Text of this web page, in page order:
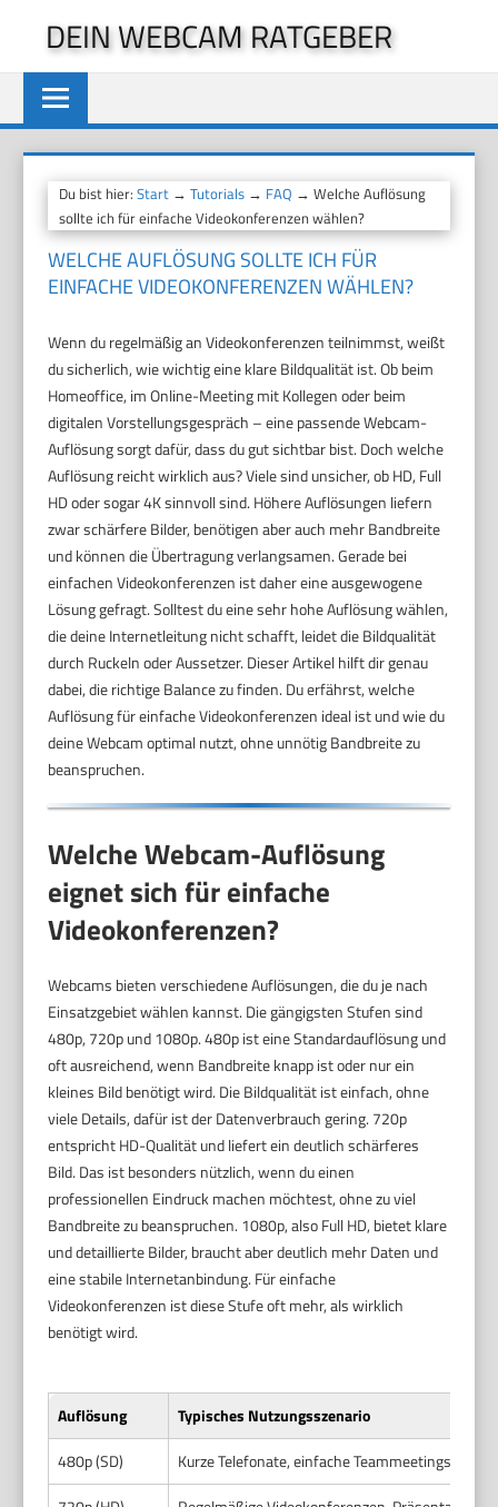
springen
DEIN WEBCAM RATGEBER
Du bist hier:Start →Tutorials → FAQ → Welche Auflösung
sollte ich für einfache Videokonferenzen wählen?
WELCHE AUFLÖSUNG SOLLTE ICH FÜR
EINFACHE VIDEOKONFERENZEN WÄHLEN?
Wenn du regelmäßig an Videokonferenzen teilnimmst, weißt
du sicherlich, wie wichtig eine klare Bildqualität ist. Ob beim
Homeoffice, im Online-Meeting mit Kollegen oder beim
digitalen Vorstellungsgespräch – eine passende Webcam-
Auflösung sorgt dafür, dass du gut sichtbar bist. Doch welche
Auflösung reicht wirklich aus? Viele sind unsicher, ob HD, Full
HD oder sogar 4K sinnvoll sind. Höhere Auflösungen liefern
zwar schärfere Bilder, benötigen aber auch mehr Bandbreite
und können die Übertragung verlangsamen. Gerade bei
einfachen Videokonferenzen ist daher eine ausgewogene
Lösung gefragt. Solltest du eine sehr hohe Auflösung wählen,
die deine Internetleitung nicht schafft, leidet die Bildqualität
durch Ruckeln oder Aussetzer. Dieser Artikel hilft dir genau
dabei, die richtige Balance zu finden. Du erfährst, welche
Auflösung für einfache Videokonferenzen ideal ist und wie du
deine Webcam optimal nutzt, ohne unnötig Bandbreite zu
beanspruchen.
Welche Webcam-Auflösung
eignet sich für einfache
Videokonferenzen?
Webcams bieten verschiedene Auflösungen, die du je nach
Einsatzgebiet wählen kannst. Die gängigsten Stufen sind
480p, 720p und 1080p. 480p ist eine Standardauflösung und
oft ausreichend, wenn Bandbreite knapp ist oder nur ein
kleines Bild benötigt wird. Die Bildqualität ist einfach, ohne
viele Details, dafür ist der Datenverbrauch gering. 720p
entspricht HD-Qualität und liefert ein deutlich schärferes
Bild. Das ist besonders nützlich, wenn du einen
professionellen Eindruck machen möchtest, ohne zu viel
Bandbreite zu beanspruchen. 1080p, also Full HD, bietet klare
und detaillierte Bilder, braucht aber deutlich mehr Daten und
eine stabile Internetanbindung. Für einfache
Videokonferenzen ist diese Stufe oft mehr, als wirklich
benötigt wird.
Auflösung
Typisches Nutzungsszenario
480p (SD)
Kurze Telefonate, einfache Teammeetings bei